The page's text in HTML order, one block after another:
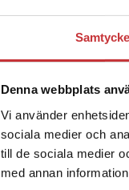
Samtycke
Denna webbplats
Vi använder
sociala medier och
till de sociala medier
med annan